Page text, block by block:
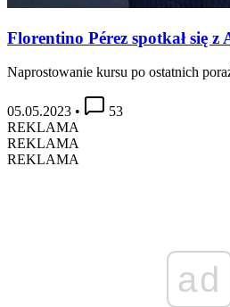
Florentino Pérez spotkał się z
Naprostowanie kursu po ostatnich
05.05.2023 •
53
REKLAMA
REKLAMA
REKLAMA
ad